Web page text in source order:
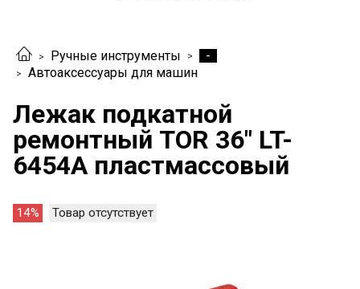
Ручные инструменты
-
Автоаксессуары для машин
Лежак подкатной
ремонтный TOR 36" LT-
6454A пластмассовый
14% Товар отсутствует